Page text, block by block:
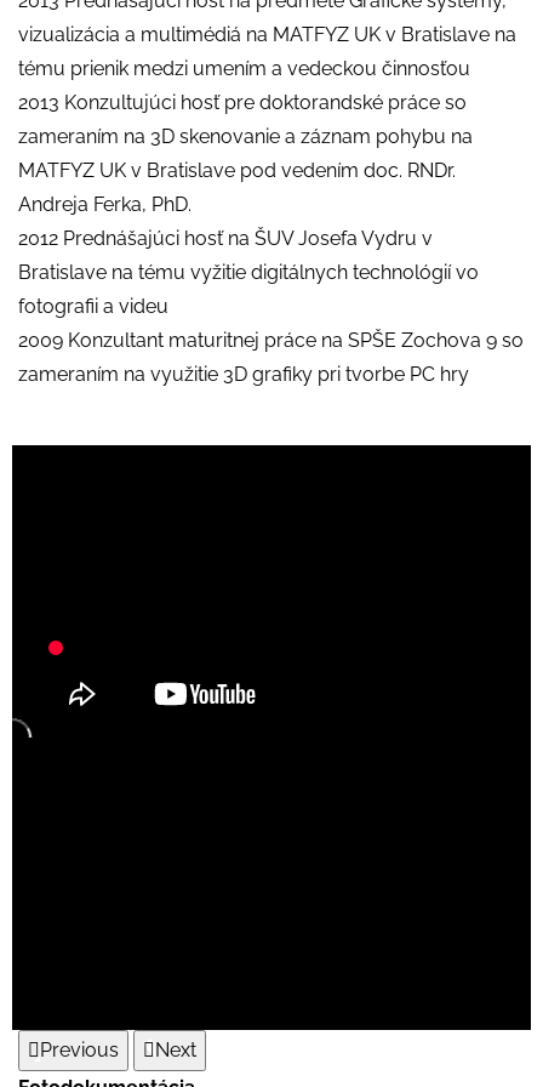
vizualizácia a multimédiá na MATFYZ UK v Bratislave na
tému prienik medzi umením a vedeckou činnosťou
2013 Konzultujúci hosť pre doktorandské práce so
zameraním na 3D skenovanie a záznam pohybu na
MATFYZ UK v Bratislave pod vedením doc. RNDr.
Andreja Ferka, PhD.
2012 Prednášajúci hosť na ŠUV Josefa Vydru v
Bratislave na tému vyžitie digitálnych technológií vo
fotografii a videu
2009 Konzultant maturitnej práce na SPŠE Zochova 9 so
zameraním na využitie 3D grafiky pri tvorbe PC hry
Previous
Next